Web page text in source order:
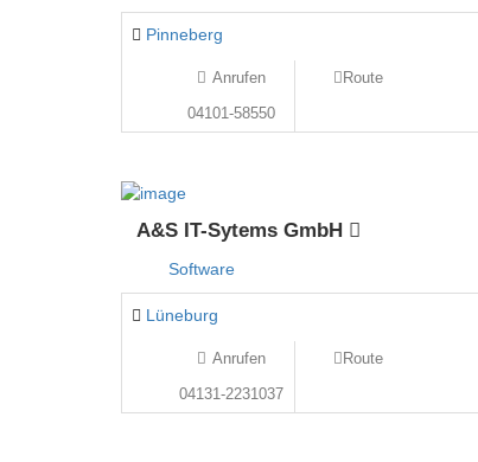
Pinneberg
Anrufen
04101-58550
Route
A&S IT-Sytems GmbH
Software
Lüneburg
Anrufen
04131-2231037
Route